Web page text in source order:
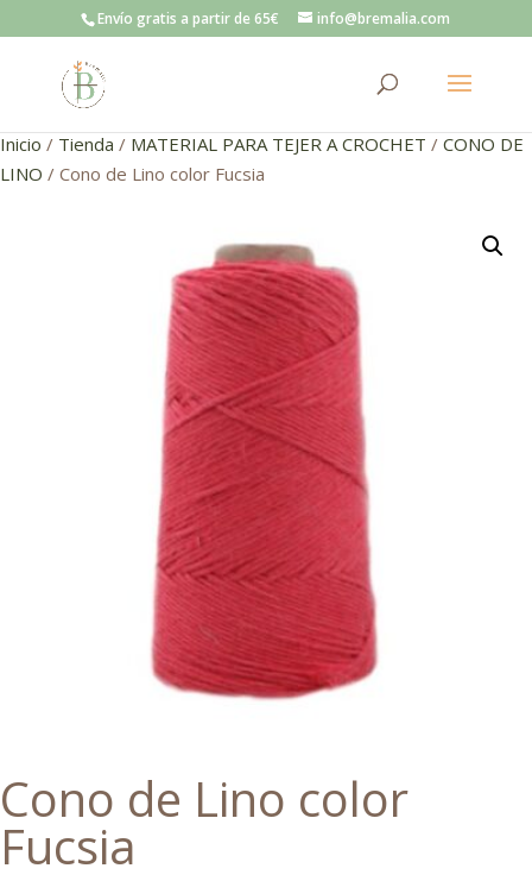
Envío gratis a partir de 65€ info@bremalia.com
Inicio / Tienda / MATERIAL PARA TEJER A CROCHET / CONO DE
LINO / Cono de Lino color Fucsia
Cono de Lino color
Fucsia